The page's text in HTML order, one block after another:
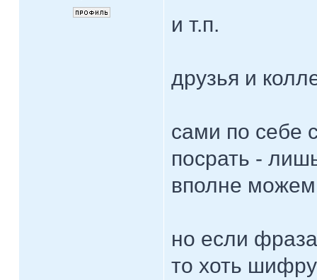
и т.п.
друзья и
сами по себе
посрать -
вполне
но если
то хоть